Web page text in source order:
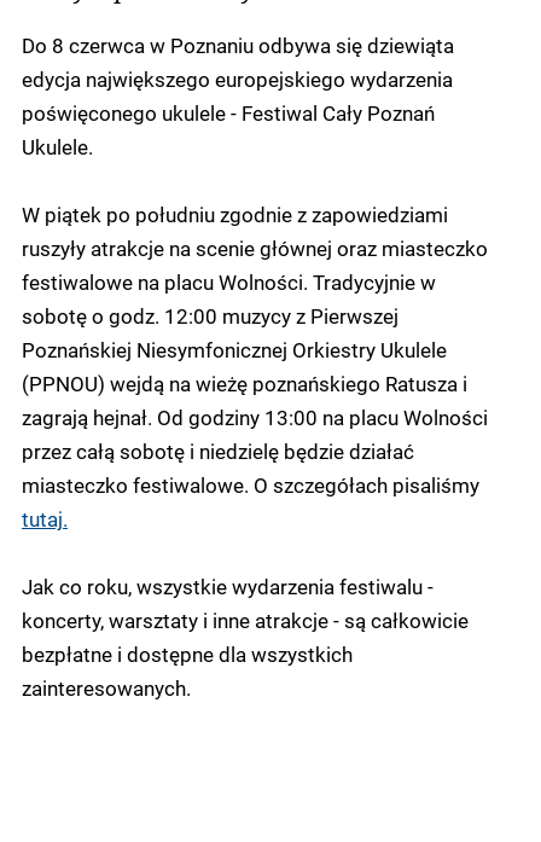
Do 8 czerwca w Poznaniu odbywa się dziewiąta
edycja największego europejskiego wydarzenia
poświęconego ukulele - Festiwal Cały Poznań
Ukulele.
W piątek po południu zgodnie z zapowiedziami
ruszyły atrakcje na scenie głównej oraz miasteczko
festiwalowe na placu Wolności. Tradycyjnie w
sobotę o godz. 12:00 muzycy z Pierwszej
Poznańskiej Niesymfonicznej Orkiestry Ukulele
(PPNOU) wejdą na wieżę poznańskiego Ratusza i
zagrają hejnał. Od godziny 13:00 na placu Wolności
przez całą sobotę i niedzielę będzie działać
miasteczko festiwalowe. O szczegółach pisaliśmy
tutaj.
Jak co roku, wszystkie wydarzenia festiwalu -
koncerty, warsztaty i inne atrakcje - są całkowicie
bezpłatne i dostępne dla wszystkich
zainteresowanych.